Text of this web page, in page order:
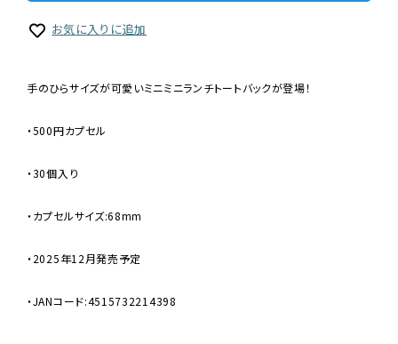
お気に入りに追加
手のひらサイズが可愛いミニミニランチトートバックが登場！
・500円カプセル
・30個入り
・カプセルサイズ:68mm
・2025年12月発売予定
・JANコード:4515732214398